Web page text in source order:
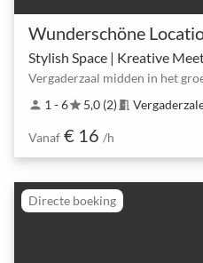
Stylish Space | Kreative
Vergaderzaal midden in het
person 1 - 6star5,0 (2) meeting_room
Vanaf € 16 /h
Directe boeking